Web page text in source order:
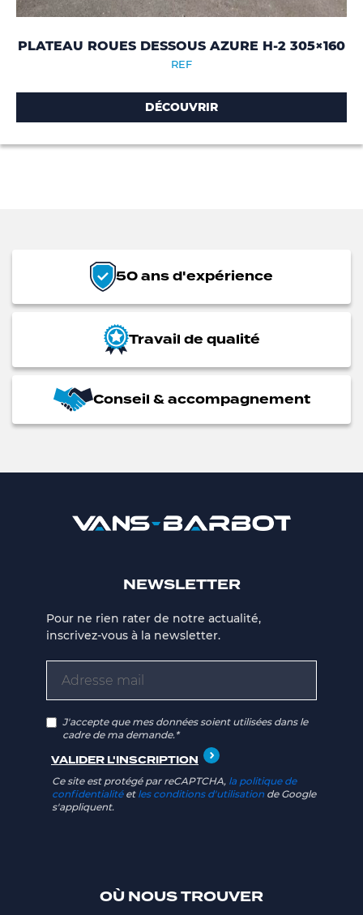
PLATEAU ROUES DESSOUS AZURE H-2 305×160
REF
DÉCOUVRIR
50 ans d'expérience
Travail de qualité
Conseil & accompagnement
OÙ NOUS TROUVER
NEWSLETTER
Pour ne rien rater de notre actualité,
inscrivez-vous à la newsletter.
J'accepte que mes données soient utilisées dans le
cadre de ma demande.*
Ce site est protégé par reCAPTCHA, la politique de
confidentialitéet les conditions d'utilisation de Google
s'appliquent.